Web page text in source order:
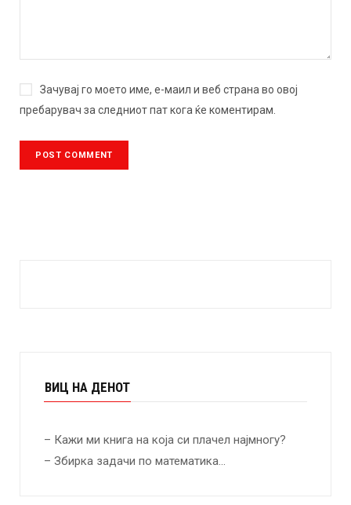
Зачувај го моето име, е-маил и веб страна во овој
пребарувач за следниот пат кога ќе коментирам.
ВИЦ НА ДЕНОТ
– Кажи ми книга на која си плачел најмногу?
– Збирка задачи по математика…